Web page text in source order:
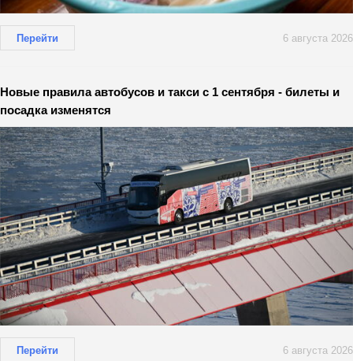
Перейти 6 августа 2026
Новые правила автобусов и такси с 1 сентября - билеты и
посадка изменятся
Перейти 6 августа 2026